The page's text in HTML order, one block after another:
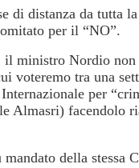
di distanza da tutta
per il “NO”.
ministro Nordio non
voteremo tra una
per
Almasri) facendolo
della